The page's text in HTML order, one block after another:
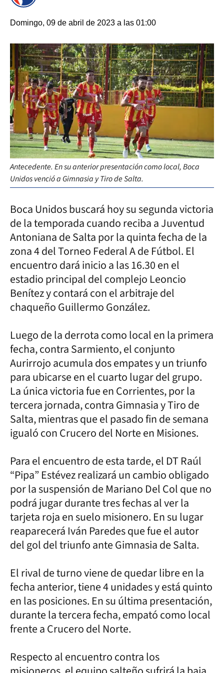
Domingo, 09 de abril de 2023 a las 01:00
Antecedente. En su anterior presentación como local, Boca
Unidos venció a Gimnasia y Tiro de Salta.
Boca Unidos buscará hoy su segunda victoria
de la temporada cuando reciba a Juventud
Antoniana de Salta por la quinta fecha de la
zona 4 del Torneo Federal A de Fútbol. El
encuentro dará inicio a las 16.30 en el
estadio principal del complejo Leoncio
Benítez y contará con el arbitraje del
chaqueño Guillermo González.
Luego de la derrota como local en la primera
fecha, contra Sarmiento, el conjunto
Aurirrojo acumula dos empates y un triunfo
para ubicarse en el cuarto lugar del grupo.
La única victoria fue en Corrientes, por la
tercera jornada, contra Gimnasia y Tiro de
Salta, mientras que el pasado fin de semana
igualó con Crucero del Norte en Misiones.
Para el encuentro de esta tarde, el DT Raúl
“Pipa” Estévez realizará un cambio obligado
por la suspensión de Mariano Del Col que no
podrá jugar durante tres fechas al ver la
tarjeta roja en suelo misionero. En su lugar
reaparecerá Iván Paredes que fue el autor
del gol del triunfo ante Gimnasia de Salta.
El rival de turno viene de quedar libre en la
fecha anterior, tiene 4 unidades y está quinto
en las posiciones. En su última presentación,
durante la tercera fecha, empató como local
frente a Crucero del Norte.
Respecto al encuentro contra los